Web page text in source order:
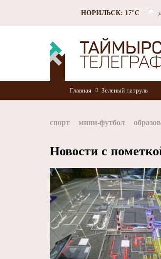
НОРИЛЬСК: 17°C
Главная Зеленый патруль
спорт мини-футбол
Новости с